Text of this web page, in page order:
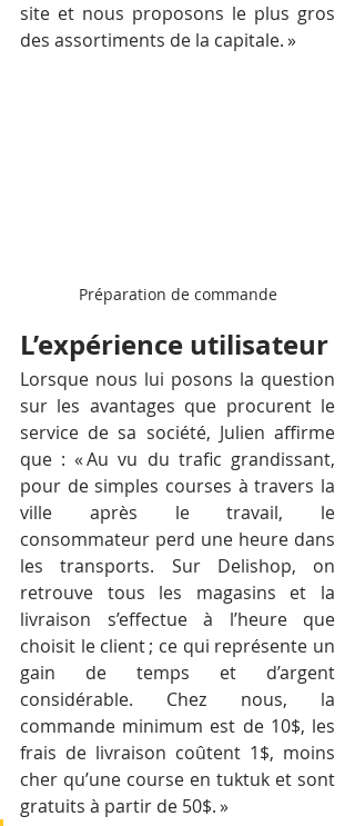
site et nous proposons le plus gros
des assortiments de la capitale. »
Préparation de commande
L’expérience utilisateur
Lorsque nous lui posons la question
sur les avantages que procurent le
service de sa société, Julien affirme
que : « Au vu du trafic grandissant,
pour de simples courses à travers la
ville après le travail, le
consommateur perd une heure dans
les transports. Sur Delishop, on
retrouve tous les magasins et la
livraison s’effectue à l’heure que
choisit le client ; ce qui représente un
gain de temps et d’argent
considérable. Chez nous, la
commande minimum est de 10$, les
frais de livraison coûtent 1$, moins
cher qu’une course en tuktuk et sont
gratuits à partir de 50$. »